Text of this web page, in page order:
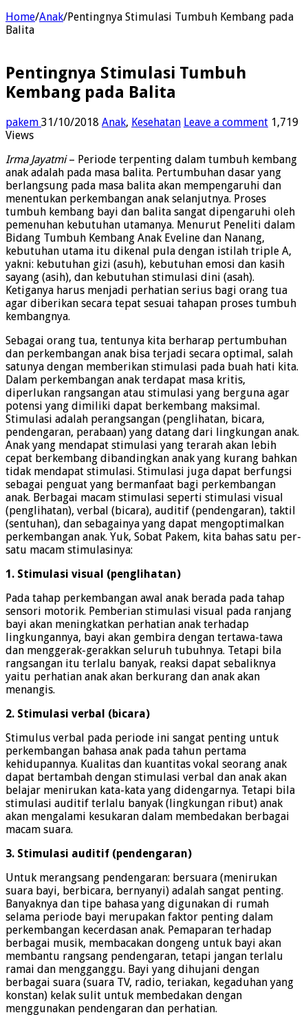
Home/Anak/Pentingnya Stimulasi Tumbuh Kembang pada
Balita
Pentingnya Stimulasi Tumbuh
Kembang pada Balita
pakem 31/10/2018 Anak, Kesehatan Leave a comment 1,719
Views
Irma Jayatmi– Periode terpenting dalam tumbuh kembang
anak adalah pada masa balita. Pertumbuhan dasar yang
berlangsung pada masa balita akan mempengaruhi dan
menentukan perkembangan anak selanjutnya. Proses
tumbuh kembang bayi dan balita sangat dipengaruhi oleh
pemenuhan kebutuhan utamanya. Menurut Peneliti dalam
Bidang Tumbuh Kembang Anak Eveline dan Nanang,
kebutuhan utama itu dikenal pula dengan istilah triple A,
yakni: kebutuhan gizi (asuh), kebutuhan emosi dan kasih
sayang (asih), dan kebutuhan stimulasi dini (asah).
Ketiganya harus menjadi perhatian serius bagi orang tua
agar diberikan secara tepat sesuai tahapan proses tumbuh
kembangnya.
Sebagai orang tua, tentunya kita berharap pertumbuhan
dan perkembangan anak bisa terjadi secara optimal, salah
satunya dengan memberikan stimulasi pada buah hati kita.
Dalam perkembangan anak terdapat masa kritis,
diperlukan rangsangan atau stimulasi yang berguna agar
potensi yang dimiliki dapat berkembang maksimal.
Stimulasi adalah perangsangan (penglihatan, bicara,
pendengaran, perabaan) yang datang dari lingkungan anak.
Anak yang mendapat stimulasi yang terarah akan lebih
cepat berkembang dibandingkan anak yang kurang bahkan
tidak mendapat stimulasi. Stimulasi juga dapat berfungsi
sebagai penguat yang bermanfaat bagi perkembangan
anak. Berbagai macam stimulasi seperti stimulasi visual
(penglihatan), verbal (bicara), auditif (pendengaran), taktil
(sentuhan), dan sebagainya yang dapat mengoptimalkan
perkembangan anak. Yuk, Sobat Pakem, kita bahas satu per-
satu macam stimulasinya:
1. Stimulasi visual (penglihatan)
Pada tahap perkembangan awal anak berada pada tahap
sensori motorik. Pemberian stimulasi visual pada ranjang
bayi akan meningkatkan perhatian anak terhadap
lingkungannya, bayi akan gembira dengan tertawa-tawa
dan menggerak-gerakkan seluruh tubuhnya. Tetapi bila
rangsangan itu terlalu banyak, reaksi dapat sebaliknya
yaitu perhatian anak akan berkurang dan anak akan
menangis.
2. Stimulasi verbal (bicara)
Stimulus verbal pada periode ini sangat penting untuk
perkembangan bahasa anak pada tahun pertama
kehidupannya. Kualitas dan kuantitas vokal seorang anak
dapat bertambah dengan stimulasi verbal dan anak akan
belajar menirukan kata-kata yang didengarnya. Tetapi bila
stimulasi auditif terlalu banyak (lingkungan ribut) anak
akan mengalami kesukaran dalam membedakan berbagai
macam suara.
3. Stimulasi auditif (pendengaran)
Untuk merangsang pendengaran: bersuara (menirukan
suara bayi, berbicara, bernyanyi) adalah sangat penting.
Banyaknya dan tipe bahasa yang digunakan di rumah
selama periode bayi merupakan faktor penting dalam
perkembangan kecerdasan anak. Pemaparan terhadap
berbagai musik, membacakan dongeng untuk bayi akan
membantu rangsang pendengaran, tetapi jangan terlalu
ramai dan mengganggu. Bayi yang dihujani dengan
berbagai suara (suara TV, radio, teriakan, kegaduhan yang
konstan) kelak sulit untuk membedakan dengan
menggunakan pendengaran dan perhatian.